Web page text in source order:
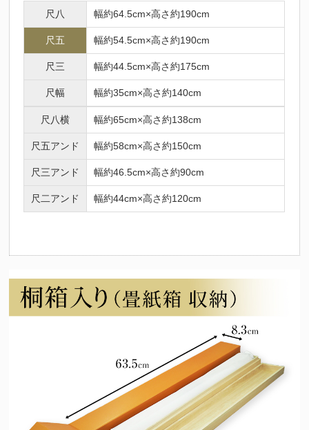
尺八 幅約64.5cm×高さ約190cm
尺五 幅約54.5cm×高さ約190cm
尺三 幅約44.5cm×高さ約175cm
尺幅 幅約35cm×高さ約140cm
尺八横 幅約65cm×高さ約138cm
尺五アンド 幅約58cm×高さ約150cm
尺三アンド 幅約46.5cm×高さ約90cm
尺二アンド 幅約44cm×高さ約120cm